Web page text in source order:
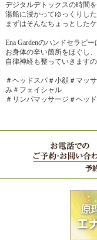
デジタルデトックスの時間
湯船に浸かってゆっくりし
まずはそんなちょっとした
Ena Gardenのハンドセラピ
お身体の辛い箇所をほぐし
自律神経も整っていきます
＃ヘッドスパ＃小顔＃マッ
み＃フェイシャル
＃リンパマッサージ＃ヘッ